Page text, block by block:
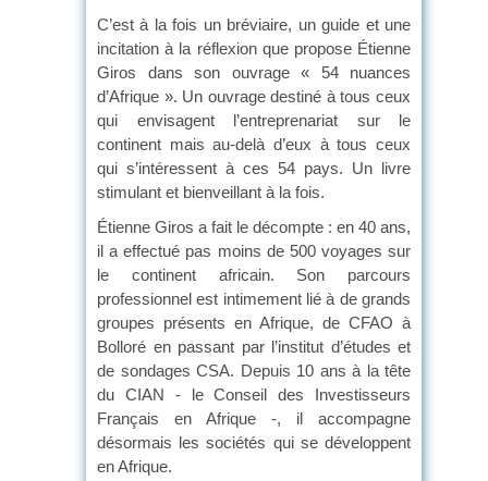
C’est à la fois un bréviaire, un guide et une
incitation à la réflexion que propose Étienne
Giros dans son ouvrage « 54 nuances
d’Afrique ». Un ouvrage destiné à tous ceux
qui envisagent l’entreprenariat sur le
continent mais au-delà d’eux à tous ceux
qui s’intéressent à ces 54 pays. Un livre
stimulant et bienveillant à la fois.
Étienne Giros a fait le décompte : en 40 ans,
il a effectué pas moins de 500 voyages sur
le continent africain. Son parcours
professionnel est intimement lié à de grands
groupes présents en Afrique, de CFAO à
Bolloré en passant par l’institut d’études et
de sondages CSA. Depuis 10 ans à la tête
du CIAN - le Conseil des Investisseurs
Français en Afrique -, il accompagne
désormais les sociétés qui se développent
en Afrique.